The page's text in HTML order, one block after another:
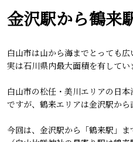
金沢駅から鶴来
白山市は山から海までとっても広
実は石川県内最大面積を有してい
白山市の松任・美川エリアの日
ですが、鶴来エリアは金沢駅から
今回は、金沢駅から「鶴来駅」ま